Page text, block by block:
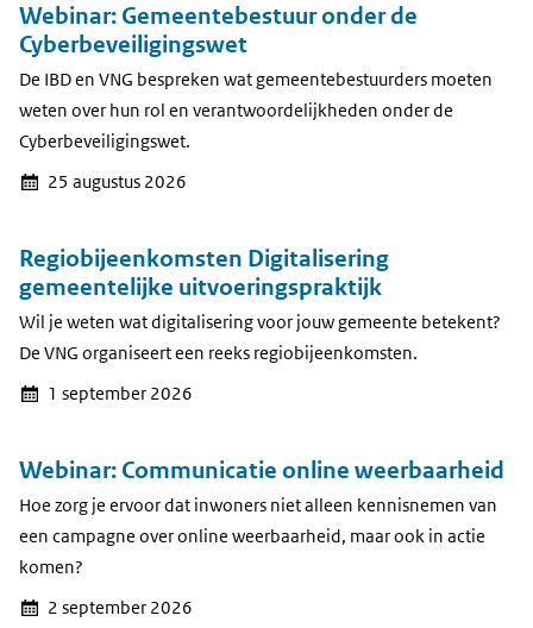
Webinar: Gemeentebestuur onder de
Cyberbeveiligingswet
De IBD en VNG bespreken wat gemeentebestuurders moeten
weten over hun rol en verantwoordelijkheden onder de
Cyberbeveiligingswet.
25 augustus 2026
Regiobijeenkomsten Digitalisering
gemeentelijke uitvoeringspraktijk
Wil je weten wat digitalisering voor jouw gemeente betekent?
De VNG organiseert een reeks regiobijeenkomsten.
1 september 2026
Webinar: Communicatie online weerbaarheid
Hoe zorg je ervoor dat inwoners niet alleen kennisnemen van
een campagne over online weerbaarheid, maar ook in actie
komen?
2 september 2026